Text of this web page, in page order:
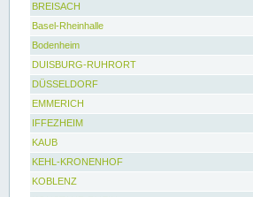
BREISACH
Basel-Rheinhalle
Bodenheim
DUISBURG-RUHRORT
DÜSSELDORF
EMMERICH
IFFEZHEIM
KAUB
KEHL-KRONENHOF
KOBLENZ